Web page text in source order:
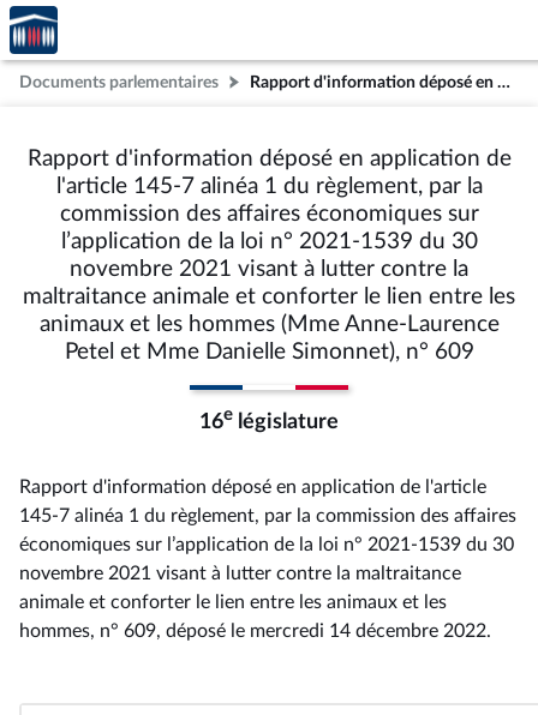
Aller au contenu
Aller en bas de la page
Accèder
à la
page
d'accueil
Documents parlementaires Rapport d'information déposé en application de l'article 145-7 alinéa 1 du règlement, par la commission des affaires économiques sur l’application de la loi n° 2021-1539 du 30 novembre 2021 visant à lutter contre la maltraitance animale et conforter le lien entre les animaux et les hommes (Mme Anne-Laurence Petel et Mme Danielle Simonnet), n° 609
Rapport d'information déposé en application de
l'article 145-7 alinéa 1 du règlement, par la
commission des affaires économiques sur
l’application de la loi n° 2021-1539 du 30
novembre 2021 visant à lutter contre la
maltraitance animale et conforter le lien entre les
animaux et les hommes (Mme Anne-Laurence
Petel et Mme Danielle Simonnet), n° 609
16e législature
Rapport d'information déposé en application de l'article
145-7 alinéa 1 du règlement, par la commission des affaires
économiques sur l’application de la loi n° 2021-1539 du 30
novembre 2021 visant à lutter contre la maltraitance
animale et conforter le lien entre les animaux et les
hommes, n° 609, déposé le mercredi 14 décembre 2022.